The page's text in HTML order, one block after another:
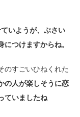
いようが、ぶさい
つけますからね。
のすごいひねくれた
の人が楽しそうに恋
ていましたね